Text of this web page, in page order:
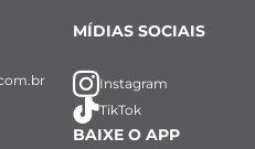
MÍDIAS SOCIAIS
Instagram
TikTok
BAIXE O APP